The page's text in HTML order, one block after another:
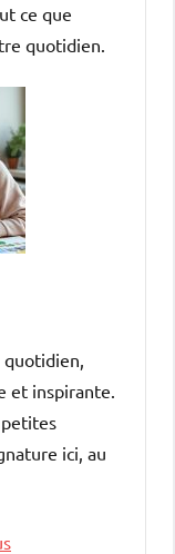
ce que
quotidien.
et inspirante.
ici, au